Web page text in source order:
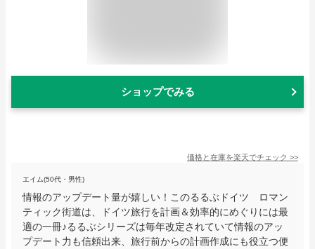
ショップでみる
価格と在庫を楽天でチェック >>
エイム(50代・男性)
情報のアップデート量が嬉しい！このるるぶドイツ ロマン
ティック街道は、ドイツ旅行を計画＆効率的にめぐりには最
適の一冊♪るるぶシリーズは毎年改定されていて情報のアッ
プデート力も信頼出来、旅行前からの計画作成にも役立つ便